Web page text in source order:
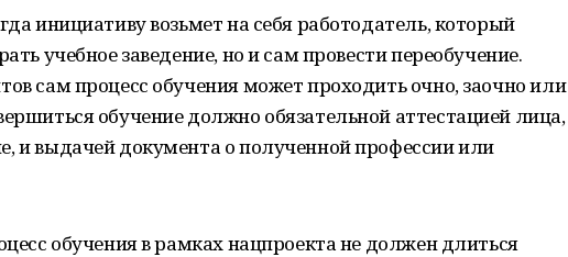
инициативу возьмет на себя работодатель, который
учебное заведение, но и сам провести переобучение.
сам процесс обучения может проходить очно, заочно или
обучение должно обязательной аттестацией лица,
и выдачей документа о полученной профессии или
обучения в рамках нацпроекта не должен длиться